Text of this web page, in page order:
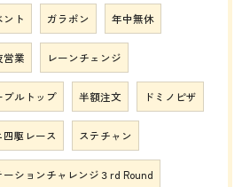
ント ガラポン 年中無休
営業 レーンチェンジ
ブルトップ 半額注文 ドミノピザ
四駆レース ステチャン
ーションチャレンジ３rd Round